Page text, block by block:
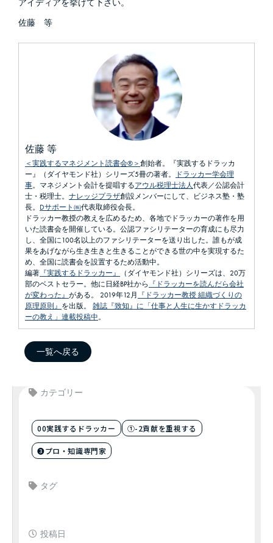
アイディアを挙げて下さい。
佐藤 等
佐藤 等
＜実践するマネジメント読書会®＞創始者。『実践するドラッカ
ー』（ダイヤモンド社）シリーズ5冊の著者。
ドラッカー学会理
事。マネジメント会計を提唱するアウル税理士法人代表／公認会計
士・税理士。 ナレッジプラザ創設メンバーにして、ビジネス塾・塾
長。 Dサポート㈱代表取締役会長。
ドラッカー教授の教えを広めるため、各地でドラッカーの著作を用
いた読書会を開催している。公認ファシリテーターの育成にも尽力
し、全国に100名以上のファシリテーターを送り出した。誰もが成
果をあげながら生き生きと生きることができる世の中を実現するた
め、全国に読書会を設置するため活動中。
編著 『実践するドラッカー』
（ダイヤモンド社）シリーズは、20万
部のベストセラー。他に日経BP社から 『ドラッカーを読んだら会社
が変わった』 がある。 2019年12月 『ドラッカー教授 組織づくりの
原理原則』 を出版。 雑誌『致知』に「仕事と人生に生かすドラッカ
ーの教え」連載投稿中。
一覧へ戻る
カテゴリー
00実践するドラッカー ①-2貢献を重視する
❸プロ・知識専門家
タグ
投稿日